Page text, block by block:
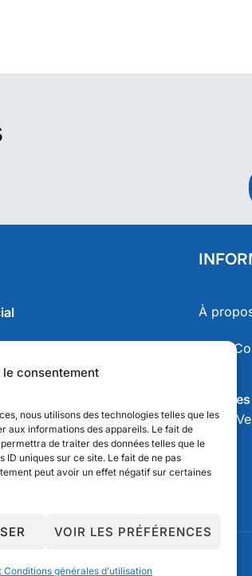
le consentement
nous utilisons des technologies telles que les
aux informations des appareils. Le fait de
de traiter des données telles que le
uniques sur ce site. Le fait de ne pas
peut avoir un effet négatif sur certaines
VOIR LES PRÉFÉRENCES
générales d’utilisation
A,
40
À
Nous
Horaires
Lundi-